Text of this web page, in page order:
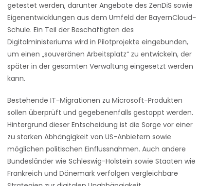
getestet werden, darunter Angebote des ZenDiS sowie
Eigenentwicklungen aus dem Umfeld der BayernCloud-
Schule. Ein Teil der Beschäftigten des
Digitalministeriums wird in Pilotprojekte eingebunden,
um einen „souveränen Arbeitsplatz“ zu entwickeln, der
später in der gesamten Verwaltung eingesetzt werden
kann.
Bestehende IT-Migrationen zu Microsoft-Produkten
sollen überprüft und gegebenenfalls gestoppt werden.
Hintergrund dieser Entscheidung ist die Sorge vor einer
zu starken Abhängigkeit von US-Anbietern sowie
möglichen politischen Einflussnahmen. Auch andere
Bundesländer wie Schleswig-Holstein sowie Staaten wie
Frankreich und Dänemark verfolgen vergleichbare